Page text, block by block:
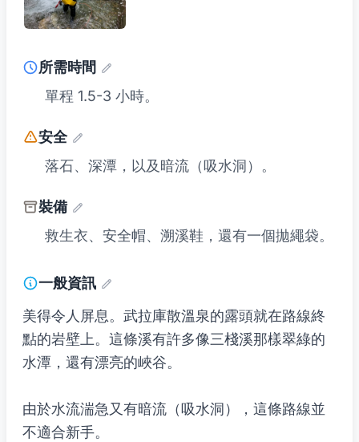
所需時間
單程 1.5-3 小時。
安全
落石、深潭，以及暗流（吸水洞）。
裝備
救生衣、安全帽、溯溪鞋，還有一個拋繩袋。
一般資訊
美得令人屏息。武拉庫散溫泉的露頭就在路線終
點的岩壁上。這條溪有許多像三棧溪那樣翠綠的
水潭，還有漂亮的峽谷。
由於水流湍急又有暗流（吸水洞），這條路線並
不適合新手。